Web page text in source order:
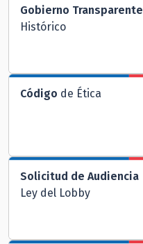
Gobierno Transparente
Histórico
Código de Ética
Solicitud de Audiencia
Ley del Lobby